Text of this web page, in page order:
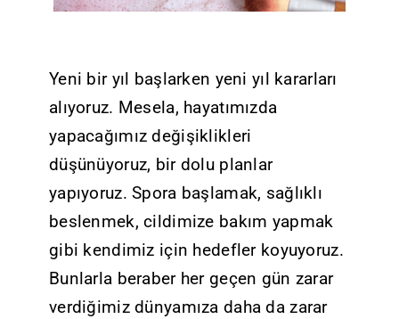
Yeni bir yıl başlarken yeni yıl kararları
alıyoruz. Mesela, hayatımızda
yapacağımız değişiklikleri
düşünüyoruz, bir dolu planlar
yapıyoruz. Spora başlamak, sağlıklı
beslenmek, cildimize bakım yapmak
gibi kendimiz için hedefler koyuyoruz.
Bunlarla beraber her geçen gün zarar
verdiğimiz dünyamıza daha da zarar